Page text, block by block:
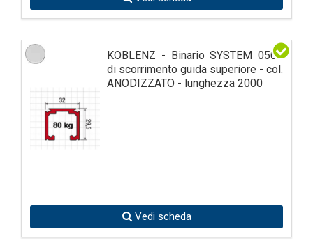
KOBLENZ - Binario SYSTEM 0500
di scorrimento guida superiore - col.
ANODIZZATO - lunghezza 2000
Vedi scheda